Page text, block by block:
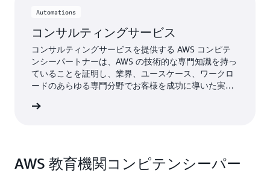
Automations
コンサルティングサービス
コンサルティングサービスを提供する AWS コンピテ
ンシーパートナーは、AWS の技術的な専門知識を持っ
ていることを証明し、業界、ユースケース、ワークロ
ードのあらゆる専門分野でお客様を成功に導いた実績
AWS 教育機関コンピテンシーパー